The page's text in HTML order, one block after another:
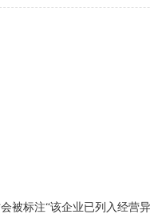
被标注“该企业已列入经营异